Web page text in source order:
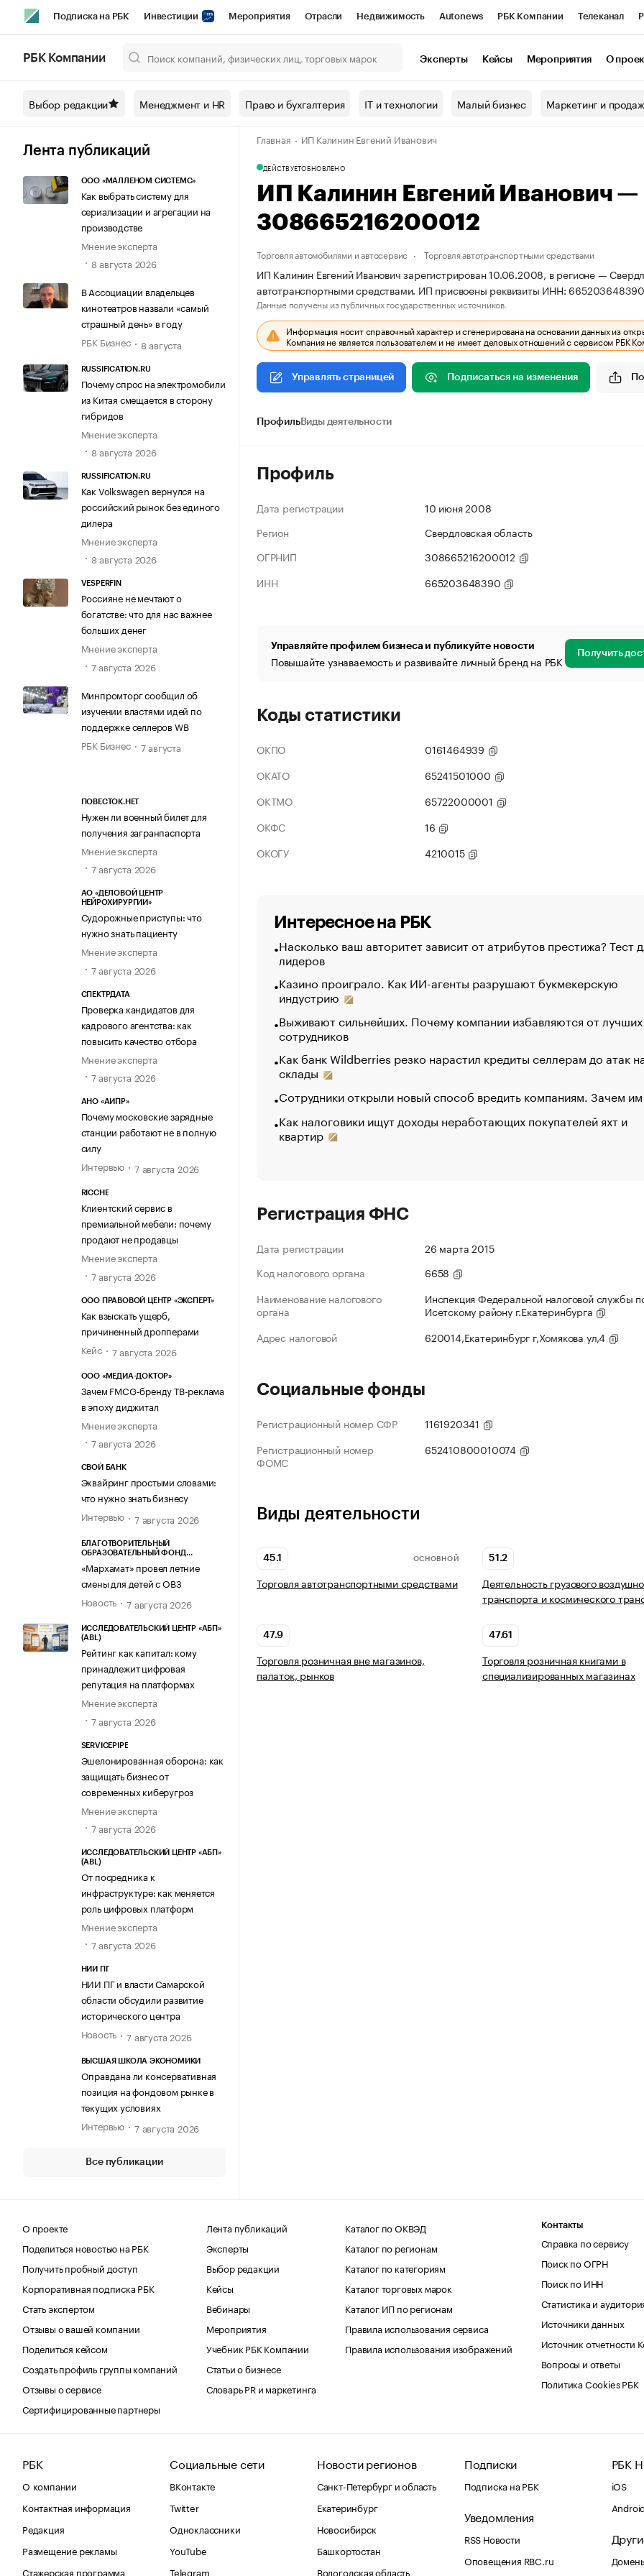
Подписка на РБК Инвестиции Мероприятия Отрасли Недвижимость Autonews РБК Компании Телеканал
Спецпроекты СПб Конференции СПб Спецпроекты Проверка контрагентов
Технологии и медиа Рынок наличной валюты
РБК Компании Эксперты Кейсы Мероприятия О
Выбор редакции Менеджмент и HR Право и бухгалтерия IT и технологии Малый бизнес Маркетинг и
Лента публикаций
ООО «МАЛЛЕНОМ СИСТЕМС»
Как выбрать систему для
сериализации и агрегации на
производстве
Мнение эксперта
8 августа 2026
В Ассоциации владельцев
кинотеатров назвали «самый
страшный день» в году
РБК Бизнес
8 августа
RUSSIFICATION.RU
Почему спрос на электромобили
из Китая смещается в сторону
гибридов
Мнение эксперта
8 августа 2026
RUSSIFICATION.RU
Как Volkswagen вернулся на
российский рынок без единого
дилера
Мнение эксперта
8 августа 2026
VESPERFIN
Россияне не мечтают о
богатстве: что для нас важнее
больших денег
Мнение эксперта
7 августа 2026
Минпромторг сообщил об
изучении властями идей по
поддержке селлеров WB
РБК Бизнес
7 августа
ПОВЕСТОК.НЕТ
Нужен ли военный билет для
получения загранпаспорта
Мнение эксперта
7 августа 2026
АО «ДЕЛОВОЙ ЦЕНТР
НЕЙРОХИРУРГИИ»
Судорожные приступы: что
нужно знать пациенту
Мнение эксперта
7 августа 2026
СПЕКТРДАТА
Проверка кандидатов для
кадрового агентства: как
повысить качество отбора
Мнение эксперта
7 августа 2026
АНО «АИПР»
Почему московские зарядные
станции работают не в полную
силу
Интервью
7 августа 2026
RICCHE
Клиентский сервис в
премиальной мебели: почему
продают не продавцы
Мнение эксперта
7 августа 2026
ООО ПРАВОВОЙ ЦЕНТР «ЭКСПЕРТ»
Как взыскать ущерб,
причиненный дропперами
Кейс
7 августа 2026
ООО «МЕДИА-ДОКТОР»
Зачем FMCG-бренду ТВ-реклама
в эпоху диджитал
Мнение эксперта
7 августа 2026
СВОЙ БАНК
Эквайринг простыми словами:
что нужно знать бизнесу
Интервью
7 августа 2026
БЛАГОТВОРИТЕЛЬНЫЙ
ОБРАЗОВАТЕЛЬНЫЙ ФОНД
«Мархамат» провел летние
смены для детей с ОВЗ
Новость
7 августа 2026
ИССЛЕДОВАТЕЛЬСКИЙ ЦЕНТР «АБП»
(ABL)
Рейтинг как капитал: кому
принадлежит цифровая
репутация на платформах
Мнение эксперта
7 августа 2026
SERVICEPIPE
Эшелонированная оборона: как
защищать бизнес от
современных киберугроз
Мнение эксперта
7 августа 2026
ИССЛЕДОВАТЕЛЬСКИЙ ЦЕНТР «АБП»
(ABL)
От посредника к
инфраструктуре: как меняется
роль цифровых платформ
Мнение эксперта
7 августа 2026
НИИ ПГ
НИИ ПГ и власти Самарской
области обсудили развитие
исторического центра
Новость
7 августа 2026
ВЫСШАЯ ШКОЛА ЭКОНОМИКИ
Оправдана ли консервативная
позиция на фондовом рынке в
текущих условиях
Интервью
7 августа 2026
Все публикации
Главная ИП Калинин Евгений Иванович
ДЕЙСТВУЕТОБНОВЛЕНО
ИП Калинин Евгений Иванович
308665216200012
Торговля автомобилями и автосервис Торговля автотранспортными средствами
ИП Калинин Евгений Иванович зарегистрирован 10.06.2008, в регионе —
автотранспортными средствами. ИП присвоены реквизиты ИНН:
Данные получены из публичных государственных источников.
Информация носит справочный характер и сгенерирована на основании данных из
Компания не является пользователем и не имеет деловых отношений с сервисом РБК
Управлять страницей Подписаться на изменения
ПрофильВиды деятельности
Профиль
Дата регистрации
10 июня 2008
Регион
Свердловская область
ОГРНИП
308665216200012
ИНН
665203648390
Управляйте профилем бизнеса и публикуйте новости
Повышайте узнаваемость и развивайте личный бренд на РБК Получить
Коды статистики
ОКПО
0161464939
ОКАТО
65241501000
ОКТМО
65722000001
ОКФС
16
ОКОГУ
4210015
Интересное на РБК
Насколько ваш авторитет зависит от атрибутов престижа? Тест
лидеров
Казино проиграло. Как ИИ-агенты разрушают букмекерскую
индустрию
Выживают сильнейших. Почему компании избавляются от лучших
сотрудников
Как банк Wildberries резко нарастил кредиты селлерам до атак
склады
Сотрудники открыли новый способ вредить компаниям. Зачем
Как налоговики ищут доходы неработающих покупателей яхт и
квартир
Регистрация ФНС
Дата регистрации
26 марта 2015
Код налогового органа
6658
Наименование налогового
органа
Инспекция Федеральной налоговой службы
Исетскому району г.Екатеринбурга
Адрес налоговой
620014,Екатеринбург г,Хомякова ул,4
Социальные фонды
Регистрационный номер СФР
1161920341
Регистрационный номер
ФОМС
652410800010074
Виды деятельности
45.1 ОСНОВНОЙ
Торговля автотранспортными средствами
51.2
Деятельность грузового
транспорта и космического
47.9
Торговля розничная вне магазинов,
палаток, рынков
47.61
Торговля розничная книгами в
специализированных магазинах
О проекте
Поделиться новостью на РБК
Получить пробный доступ
Корпоративная подписка РБК
Стать экспертом
Отзывы о вашей компании
Поделиться кейсом
Создать профиль группы компаний
Отзывы о сервисе
Сертифицированные партнеры
Лента публикаций
Эксперты
Выбор редакции
Кейсы
Вебинары
Мероприятия
Учебник РБК Компании
Статьи о бизнесе
Словарь PR и маркетинга
Каталог по ОКВЭД
Каталог по регионам
Каталог по категориям
Каталог торговых марок
Каталог ИП по регионам
Правила использования сервиса
Правила использования изображений
Контакты
Справка по сервису
Поиск по ОГРН
Поиск по ИНН
Статистика и
Источники данных
Источник отчетности
Вопросы и ответы
Политика Cookies РБК
РБК
О компании
Контактная информация
Редакция
Размещение рекламы
Стажерская программа
Социальные сети
ВКонтакте
Twitter
Одноклассники
YouTube
Telegram
Новости регионов
Санкт-Петербург и область
Екатеринбург
Новосибирск
Башкортостан
Вологодская область
Подписки
Подписка на РБК
Уведомления
RSS Новости
Оповещения RBC.ru
РБК
iOS